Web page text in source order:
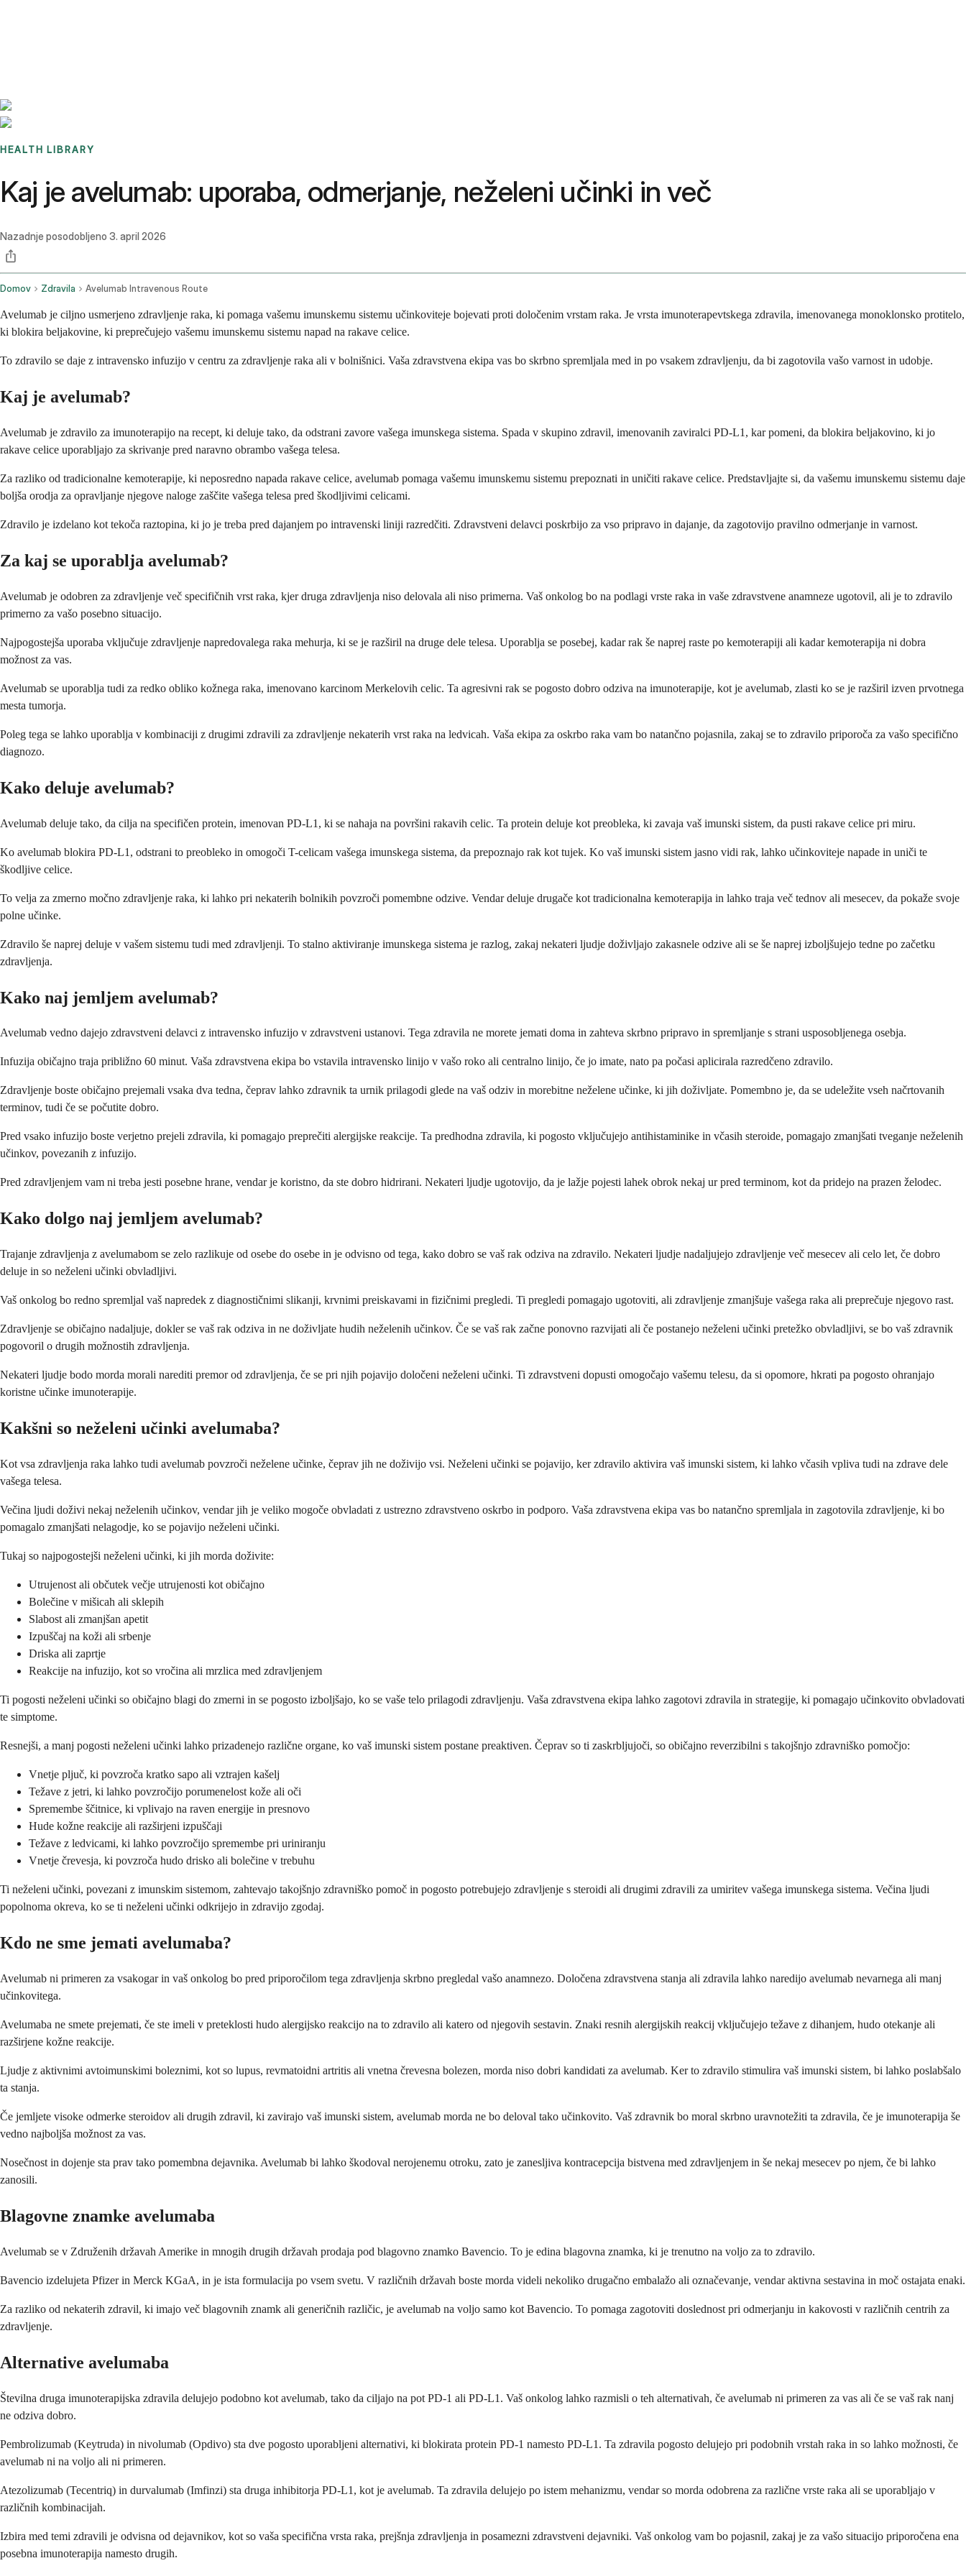
HEALTH LIBRARY
Kaj je avelumab: uporaba, odmerjanje, neželeni učinki in več
Nazadnje posodobljeno 3. april 2026
Domov Zdravila Avelumab Intravenous Route
Avelumab je ciljno usmerjeno zdravljenje raka, ki pomaga vašemu imunskemu sistemu učinkoviteje bojevati proti določenim vrstam raka. Je vrsta imunoterapevtskega zdravila, imenovanega monoklonsko protitelo,
ki blokira beljakovine, ki preprečujejo vašemu imunskemu sistemu napad na rakave celice.
To zdravilo se daje z intravensko infuzijo v centru za zdravljenje raka ali v bolnišnici. Vaša zdravstvena ekipa vas bo skrbno spremljala med in po vsakem zdravljenju, da bi zagotovila vašo varnost in udobje.
Kaj je avelumab?
Avelumab je zdravilo za imunoterapijo na recept, ki deluje tako, da odstrani zavore vašega imunskega sistema. Spada v skupino zdravil, imenovanih zaviralci PD-L1, kar pomeni, da blokira beljakovino, ki jo
rakave celice uporabljajo za skrivanje pred naravno obrambo vašega telesa.
Za razliko od tradicionalne kemoterapije, ki neposredno napada rakave celice, avelumab pomaga vašemu imunskemu sistemu prepoznati in uničiti rakave celice. Predstavljajte si, da vašemu imunskemu sistemu daje
boljša orodja za opravljanje njegove naloge zaščite vašega telesa pred škodljivimi celicami.
Zdravilo je izdelano kot tekoča raztopina, ki jo je treba pred dajanjem po intravenski liniji razredčiti. Zdravstveni delavci poskrbijo za vso pripravo in dajanje, da zagotovijo pravilno odmerjanje in varnost.
Za kaj se uporablja avelumab?
Avelumab je odobren za zdravljenje več specifičnih vrst raka, kjer druga zdravljenja niso delovala ali niso primerna. Vaš onkolog bo na podlagi vrste raka in vaše zdravstvene anamneze ugotovil, ali je to zdravilo
primerno za vašo posebno situacijo.
Najpogostejša uporaba vključuje zdravljenje napredovalega raka mehurja, ki se je razširil na druge dele telesa. Uporablja se posebej, kadar rak še naprej raste po kemoterapiji ali kadar kemoterapija ni dobra
možnost za vas.
Avelumab se uporablja tudi za redko obliko kožnega raka, imenovano karcinom Merkelovih celic. Ta agresivni rak se pogosto dobro odziva na imunoterapije, kot je avelumab, zlasti ko se je razširil izven prvotnega
mesta tumorja.
Poleg tega se lahko uporablja v kombinaciji z drugimi zdravili za zdravljenje nekaterih vrst raka na ledvicah. Vaša ekipa za oskrbo raka vam bo natančno pojasnila, zakaj se to zdravilo priporoča za vašo specifično
diagnozo.
Kako deluje avelumab?
Avelumab deluje tako, da cilja na specifičen protein, imenovan PD-L1, ki se nahaja na površini rakavih celic. Ta protein deluje kot preobleka, ki zavaja vaš imunski sistem, da pusti rakave celice pri miru.
Ko avelumab blokira PD-L1, odstrani to preobleko in omogoči T-celicam vašega imunskega sistema, da prepoznajo rak kot tujek. Ko vaš imunski sistem jasno vidi rak, lahko učinkoviteje napade in uniči te
škodljive celice.
To velja za zmerno močno zdravljenje raka, ki lahko pri nekaterih bolnikih povzroči pomembne odzive. Vendar deluje drugače kot tradicionalna kemoterapija in lahko traja več tednov ali mesecev, da pokaže svoje
polne učinke.
Zdravilo še naprej deluje v vašem sistemu tudi med zdravljenji. To stalno aktiviranje imunskega sistema je razlog, zakaj nekateri ljudje doživljajo zakasnele odzive ali se še naprej izboljšujejo tedne po začetku
zdravljenja.
Kako naj jemljem avelumab?
Avelumab vedno dajejo zdravstveni delavci z intravensko infuzijo v zdravstveni ustanovi. Tega zdravila ne morete jemati doma in zahteva skrbno pripravo in spremljanje s strani usposobljenega osebja.
Infuzija običajno traja približno 60 minut. Vaša zdravstvena ekipa bo vstavila intravensko linijo v vašo roko ali centralno linijo, če jo imate, nato pa počasi aplicirala razredčeno zdravilo.
Zdravljenje boste običajno prejemali vsaka dva tedna, čeprav lahko zdravnik ta urnik prilagodi glede na vaš odziv in morebitne neželene učinke, ki jih doživljate. Pomembno je, da se udeležite vseh načrtovanih
terminov, tudi če se počutite dobro.
Pred vsako infuzijo boste verjetno prejeli zdravila, ki pomagajo preprečiti alergijske reakcije. Ta predhodna zdravila, ki pogosto vključujejo antihistaminike in včasih steroide, pomagajo zmanjšati tveganje neželenih
učinkov, povezanih z infuzijo.
Pred zdravljenjem vam ni treba jesti posebne hrane, vendar je koristno, da ste dobro hidrirani. Nekateri ljudje ugotovijo, da je lažje pojesti lahek obrok nekaj ur pred terminom, kot da pridejo na prazen želodec.
Kako dolgo naj jemljem avelumab?
Trajanje zdravljenja z avelumabom se zelo razlikuje od osebe do osebe in je odvisno od tega, kako dobro se vaš rak odziva na zdravilo. Nekateri ljudje nadaljujejo zdravljenje več mesecev ali celo let, če dobro
deluje in so neželeni učinki obvladljivi.
Vaš onkolog bo redno spremljal vaš napredek z diagnostičnimi slikanji, krvnimi preiskavami in fizičnimi pregledi. Ti pregledi pomagajo ugotoviti, ali zdravljenje zmanjšuje vašega raka ali preprečuje njegovo rast.
Zdravljenje se običajno nadaljuje, dokler se vaš rak odziva in ne doživljate hudih neželenih učinkov. Če se vaš rak začne ponovno razvijati ali če postanejo neželeni učinki pretežko obvladljivi, se bo vaš zdravnik
pogovoril o drugih možnostih zdravljenja.
Nekateri ljudje bodo morda morali narediti premor od zdravljenja, če se pri njih pojavijo določeni neželeni učinki. Ti zdravstveni dopusti omogočajo vašemu telesu, da si opomore, hkrati pa pogosto ohranjajo
koristne učinke imunoterapije.
Kakšni so neželeni učinki avelumaba?
Kot vsa zdravljenja raka lahko tudi avelumab povzroči neželene učinke, čeprav jih ne doživijo vsi. Neželeni učinki se pojavijo, ker zdravilo aktivira vaš imunski sistem, ki lahko včasih vpliva tudi na zdrave dele
vašega telesa.
Večina ljudi doživi nekaj neželenih učinkov, vendar jih je veliko mogoče obvladati z ustrezno zdravstveno oskrbo in podporo. Vaša zdravstvena ekipa vas bo natančno spremljala in zagotovila zdravljenje, ki bo
pomagalo zmanjšati nelagodje, ko se pojavijo neželeni učinki.
Tukaj so najpogostejši neželeni učinki, ki jih morda doživite:
Utrujenost ali občutek večje utrujenosti kot običajno
Bolečine v mišicah ali sklepih
Slabost ali zmanjšan apetit
Izpuščaj na koži ali srbenje
Driska ali zaprtje
Reakcije na infuzijo, kot so vročina ali mrzlica med zdravljenjem
Ti pogosti neželeni učinki so običajno blagi do zmerni in se pogosto izboljšajo, ko se vaše telo prilagodi zdravljenju. Vaša zdravstvena ekipa lahko zagotovi zdravila in strategije, ki pomagajo učinkovito obvladovati
te simptome.
Resnejši, a manj pogosti neželeni učinki lahko prizadenejo različne organe, ko vaš imunski sistem postane preaktiven. Čeprav so ti zaskrbljujoči, so običajno reverzibilni s takojšnjo zdravniško pomočjo:
Vnetje pljuč, ki povzroča kratko sapo ali vztrajen kašelj
Težave z jetri, ki lahko povzročijo porumenelost kože ali oči
Spremembe ščitnice, ki vplivajo na raven energije in presnovo
Hude kožne reakcije ali razširjeni izpuščaji
Težave z ledvicami, ki lahko povzročijo spremembe pri uriniranju
Vnetje črevesja, ki povzroča hudo drisko ali bolečine v trebuhu
Ti neželeni učinki, povezani z imunskim sistemom, zahtevajo takojšnjo zdravniško pomoč in pogosto potrebujejo zdravljenje s steroidi ali drugimi zdravili za umiritev vašega imunskega sistema. Večina ljudi
popolnoma okreva, ko se ti neželeni učinki odkrijejo in zdravijo zgodaj.
Kdo ne sme jemati avelumaba?
Avelumab ni primeren za vsakogar in vaš onkolog bo pred priporočilom tega zdravljenja skrbno pregledal vašo anamnezo. Določena zdravstvena stanja ali zdravila lahko naredijo avelumab nevarnega ali manj
učinkovitega.
Avelumaba ne smete prejemati, če ste imeli v preteklosti hudo alergijsko reakcijo na to zdravilo ali katero od njegovih sestavin. Znaki resnih alergijskih reakcij vključujejo težave z dihanjem, hudo otekanje ali
razširjene kožne reakcije.
Ljudje z aktivnimi avtoimunskimi boleznimi, kot so lupus, revmatoidni artritis ali vnetna črevesna bolezen, morda niso dobri kandidati za avelumab. Ker to zdravilo stimulira vaš imunski sistem, bi lahko poslabšalo
ta stanja.
Če jemljete visoke odmerke steroidov ali drugih zdravil, ki zavirajo vaš imunski sistem, avelumab morda ne bo deloval tako učinkovito. Vaš zdravnik bo moral skrbno uravnotežiti ta zdravila, če je imunoterapija še
vedno najboljša možnost za vas.
Nosečnost in dojenje sta prav tako pomembna dejavnika. Avelumab bi lahko škodoval nerojenemu otroku, zato je zanesljiva kontracepcija bistvena med zdravljenjem in še nekaj mesecev po njem, če bi lahko
zanosili.
Blagovne znamke avelumaba
Avelumab se v Združenih državah Amerike in mnogih drugih državah prodaja pod blagovno znamko Bavencio. To je edina blagovna znamka, ki je trenutno na voljo za to zdravilo.
Bavencio izdelujeta Pfizer in Merck KGaA, in je ista formulacija po vsem svetu. V različnih državah boste morda videli nekoliko drugačno embalažo ali označevanje, vendar aktivna sestavina in moč ostajata enaki.
Za razliko od nekaterih zdravil, ki imajo več blagovnih znamk ali generičnih različic, je avelumab na voljo samo kot Bavencio. To pomaga zagotoviti doslednost pri odmerjanju in kakovosti v različnih centrih za
zdravljenje.
Alternative avelumaba
Številna druga imunoterapijska zdravila delujejo podobno kot avelumab, tako da ciljajo na pot PD-1 ali PD-L1. Vaš onkolog lahko razmisli o teh alternativah, če avelumab ni primeren za vas ali če se vaš rak nanj
ne odziva dobro.
Pembrolizumab (Keytruda) in nivolumab (Opdivo) sta dve pogosto uporabljeni alternativi, ki blokirata protein PD-1 namesto PD-L1. Ta zdravila pogosto delujejo pri podobnih vrstah raka in so lahko možnosti, če
avelumab ni na voljo ali ni primeren.
Atezolizumab (Tecentriq) in durvalumab (Imfinzi) sta druga inhibitorja PD-L1, kot je avelumab. Ta zdravila delujejo po istem mehanizmu, vendar so morda odobrena za različne vrste raka ali se uporabljajo v
različnih kombinacijah.
Izbira med temi zdravili je odvisna od dejavnikov, kot so vaša specifična vrsta raka, prejšnja zdravljenja in posamezni zdravstveni dejavniki. Vaš onkolog vam bo pojasnil, zakaj je za vašo situacijo priporočena ena
posebna imunoterapija namesto drugih.